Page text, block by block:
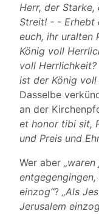
Herr, der Starke,
Streit! - - Erhebt
euch, ihr uralten
König voll
voll
ist der König voll
Dasselbe
an der
et honor tibi sit,
und Preis und
Wer aber
einzog“? „Als
Jerusalem